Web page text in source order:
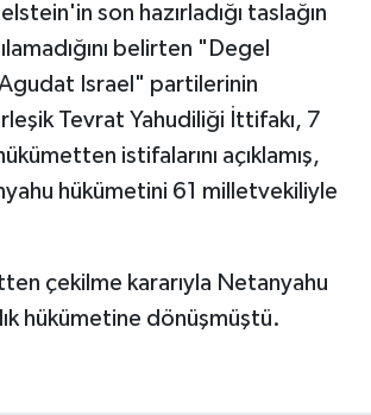
son hazırladığı taslağın
belirten "Degel
Israel" partilerinin
Tevrat Yahudiliği İttifakı, 7
istifalarını açıklamış,
hükümetini 61 milletvekiliyle
çekilme kararıyla Netanyahu
hükümetine dönüşmüştü.